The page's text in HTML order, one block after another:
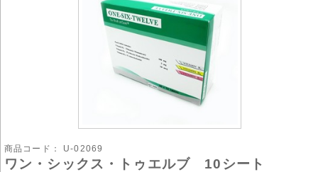
商品コード： U-02069
ワン・シックス・トゥエルブ 10シート